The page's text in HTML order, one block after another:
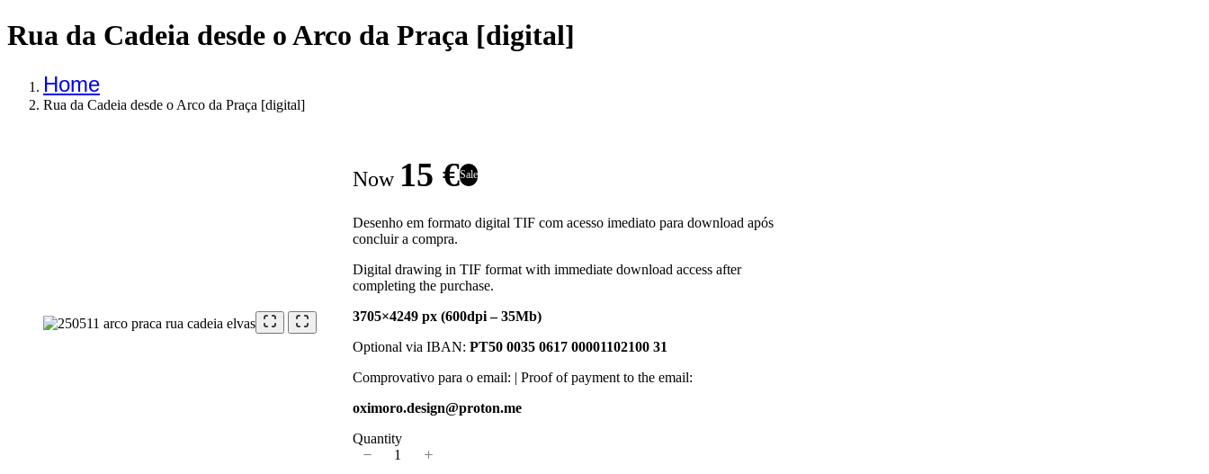
Rua da Cadeia desde o Arco da Praça [digital]
Home
Rua da Cadeia desde o Arco da Praça [digital]
Now 15 €Sale
Desenho em formato digital TIF com acesso imediato para download após
concluir a compra.
Digital drawing in TIF format with immediate download access after
completing the purchase.
3705×4249 px (600dpi – 35Mb)
Optional via IBAN: PT50 0035 0617 00001102100 31
Comprovativo para o email: | Proof of payment to the email:
oximoro.design@proton.me
Quantity